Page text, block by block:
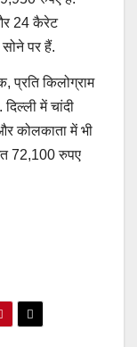
24 कैरेट
पर हैं.
प्रति किलोग्राम
में चांदी
कोलकाता में भी
72,100 रुपए